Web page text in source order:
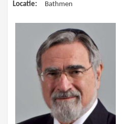
Locatie:
Bathmen